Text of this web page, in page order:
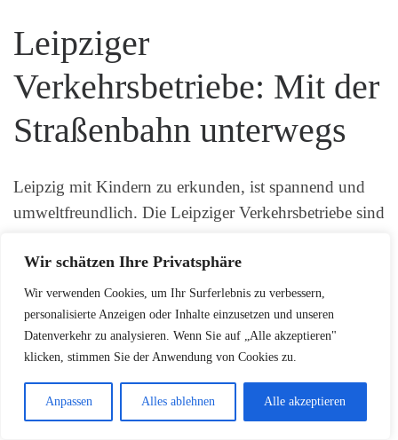
Wir schätzen Ihre Privatsphäre
Wir verwenden Cookies, um Ihr Surferlebnis zu verbessern,
personalisierte Anzeigen oder Inhalte einzusetzen und unseren
Datenverkehr zu analysieren. Wenn Sie auf „Alle akzeptieren"
klicken, stimmen Sie der Anwendung von Cookies zu.
Anpassen Alles ablehnen Alle akzeptieren
Leipziger
Verkehrsbetriebe: Mit der
Straßenbahn unterwegs
Leipzig mit Kindern zu erkunden, ist spannend und
umweltfreundlich. Die Leipziger Verkehrsbetriebe sind
sind praktisch.
Die Straßenbahn ist perfekt für Familienausflüge. Das
moderne Netz verbindet alle wichtigen Orte. So wird
das Reisen mit Kindern komfortabel und spannend.
Ausflüge mit der Tram planen